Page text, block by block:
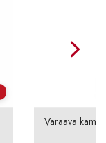
Varaava